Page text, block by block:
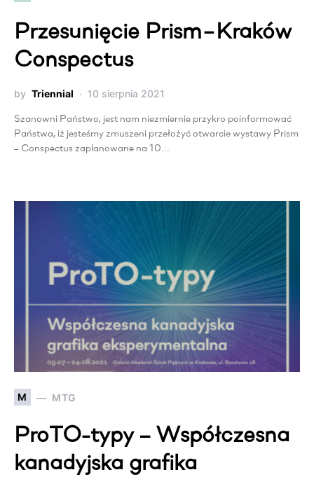
Przesunięcie Prism−Kraków
Conspectus
by Triennial 10 sierpnia 2021
Szanowni Państwo, jest nam niezmiernie przykro poinformować
Państwa, iż jesteśmy zmuszeni przełożyć otwarcie wystawy Prism
– Conspectus zaplanowane na 10…
M MTG
ProTO-typy – Współczesna
kanadyjska grafika